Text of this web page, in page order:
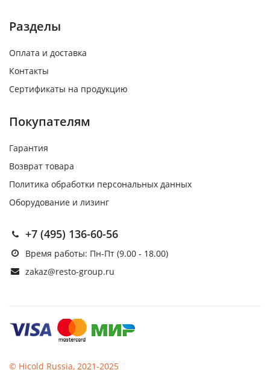
Разделы
Оплата и доставка
Контакты
Сертификаты на продукцию
Покупателям
Гарантия
Возврат товара
Политика обработки персональных данных
Оборудование и лизинг
+7 (495) 136-60-56
Время работы: Пн-Пт (9.00 - 18.00)
zakaz@resto-group.ru
© Hicold Russia, 2021-2025